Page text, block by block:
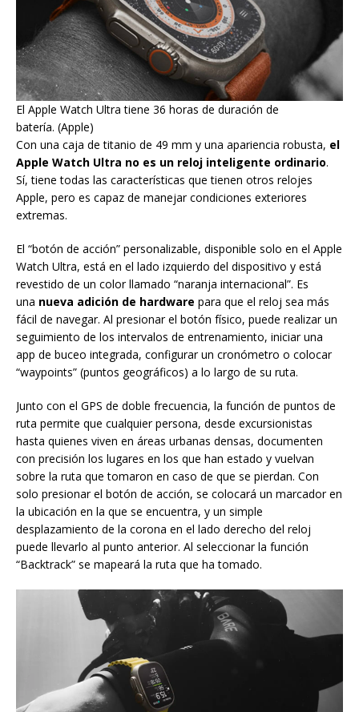
El Apple Watch Ultra tiene 36 horas de duración de
batería. (Apple)
Con una caja de titanio de 49 mm y una apariencia robusta, el
Apple Watch Ultra no es un reloj inteligente ordinario.
Sí, tiene todas las características que tienen otros relojes
Apple, pero es capaz de manejar condiciones exteriores
extremas.
El “botón de acción” personalizable, disponible solo en el Apple
Watch Ultra, está en el lado izquierdo del dispositivo y está
revestido de un color llamado “naranja internacional”. Es
una nueva adición de hardware para que el reloj sea más
fácil de navegar. Al presionar el botón físico, puede realizar un
seguimiento de los intervalos de entrenamiento, iniciar una
app de buceo integrada, configurar un cronómetro o colocar
“waypoints” (puntos geográficos) a lo largo de su ruta.
Junto con el GPS de doble frecuencia, la función de puntos de
ruta permite que cualquier persona, desde excursionistas
hasta quienes viven en áreas urbanas densas, documenten
con precisión los lugares en los que han estado y vuelvan
sobre la ruta que tomaron en caso de que se pierdan. Con
solo presionar el botón de acción, se colocará un marcador en
la ubicación en la que se encuentra, y un simple
desplazamiento de la corona en el lado derecho del reloj
puede llevarlo al punto anterior. Al seleccionar la función
“Backtrack” se mapeará la ruta que ha tomado.